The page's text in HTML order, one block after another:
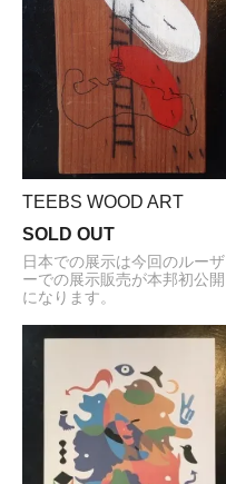
TEEBS WOOD ART
SOLD OUT
日本での展示は今回のルーザ
ーでの展示販売が本邦初公開
になります。